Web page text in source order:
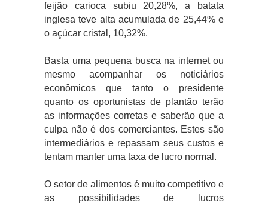
feijão carioca subiu 20,28%, a batata
inglesa teve alta acumulada de 25,44% e
o açúcar cristal, 10,32%.
Basta uma pequena busca na internet ou
mesmo acompanhar os noticiários
econômicos que tanto o presidente
quanto os oportunistas de plantão terão
as informações corretas e saberão que a
culpa não é dos comerciantes. Estes são
intermediários e repassam seus custos e
tentam manter uma taxa de lucro normal.
O setor de alimentos é muito competitivo e
as possibilidades de lucros